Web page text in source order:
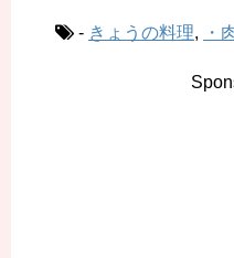
- きょうの料理, ・